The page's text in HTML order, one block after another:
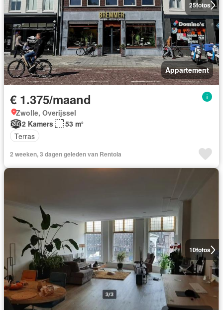
25fotos
Appartement
€ 1.375/maand
Zwolle, Overijssel
2 Kamers
53 m²
Terras
2 weeken, 3 dagen geleden van Rentola
10fotos